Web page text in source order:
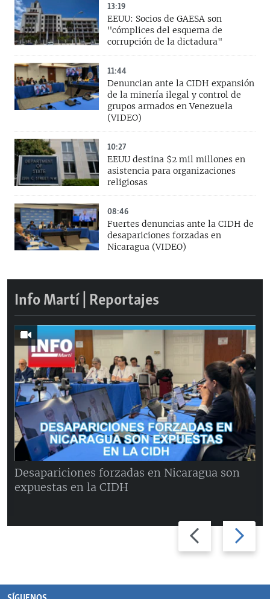
13:19
EEUU: Socios de GAESA son
"cómplices del esquema de
corrupción de la dictadura"
11:44
Denuncian ante la CIDH expansión
de la minería ilegal y control de
grupos armados en Venezuela
(VIDEO)
10:27
EEUU destina $2 mil millones en
asistencia para organizaciones
religiosas
08:46
Fuertes denuncias ante la CIDH de
desapariciones forzadas en
Nicaragua (VIDEO)
Info Martí | Reportajes
Previous
slide
Next
slide
Desapariciones forzadas en Nicaragua son
expuestas en la CIDH